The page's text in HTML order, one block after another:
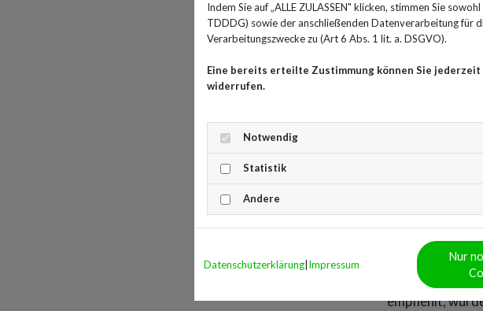
Bisher wird
teilzunehmen,
Berichte, dass
Denn auch für
Screening
Prozent
50 Jahren
sinnvoll
Für den
empfiehlt,
Indem Sie auf „ALLE ZULASSEN" klicken, stimmen Sie
TDDDG) sowie der anschließenden Datenverarbeitung für
Verarbeitungszwecke zu (Art 6 Abs. 1 lit. a. DSGVO).
Eine bereits erteilte Zustimmung können Sie
widerrufen.
Notwendig
Statistik
Andere
Datenschutzerklärung Impressum
Nur